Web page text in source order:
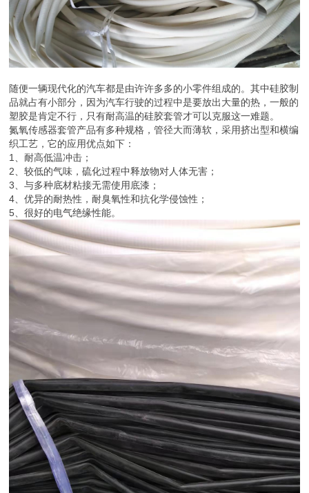
随便一辆现代化的汽车都是由许许多多的小零件组成的。其中硅胶制
品就占有小部分，因为汽车行驶的过程中是要放出大量的热，一般的
塑胶是肯定不行，只有耐高温的硅胶套管才可以克服这一难题。
氮氧传感器套管产品有多种规格，管径大而薄软，采用挤出型和横编
织工艺，它的应用优点如下：
1、耐高低温冲击；
2、较低的气味，硫化过程中释放物对人体无害；
3、与多种底材粘接无需使用底漆；
4、优异的耐热性，耐臭氧性和抗化学侵蚀性；
5、很好的电气绝缘性能。